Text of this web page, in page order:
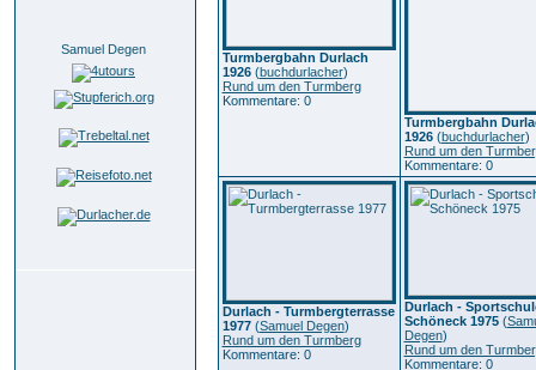
Samuel Degen
Turmbergbahn Durlach
1926(buchdurlacher)
Rund um den Turmberg
Kommentare: 0
Turmbergbahn
1926(buchdurlacher)
Rund um den
Kommentare: 0
Durlach - Turmbergterrasse
1977(Samuel Degen)
Rund um den Turmberg
Kommentare: 0
Durlach -
Schöneck 1975(
Degen)
Rund um den
Kommentare: 0